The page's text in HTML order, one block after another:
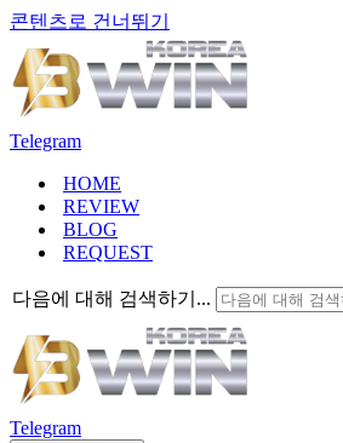
콘텐츠로 건너뛰기
Telegram
HOME
REVIEW
BLOG
REQUEST
다음에 대해 검색하기...
Telegram